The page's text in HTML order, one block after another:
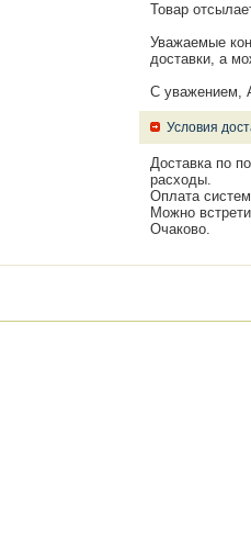
Товар
Уважаемые
доставки, а
С уважением,
Условия
Доставка по
расходы.
Оплата
Можно
Очаково.